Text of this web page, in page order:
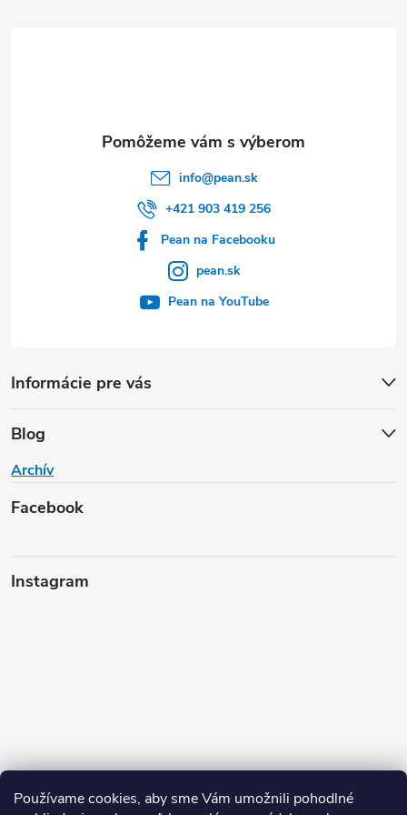
Používame cookies, aby sme Vám umožnili pohodlné
Informácie pre vás
Blog
Archív
Facebook
info@pean.sk
+421 903 419 256
Pean na Facebooku
pean.sk
Pean na YouTube
Instagram